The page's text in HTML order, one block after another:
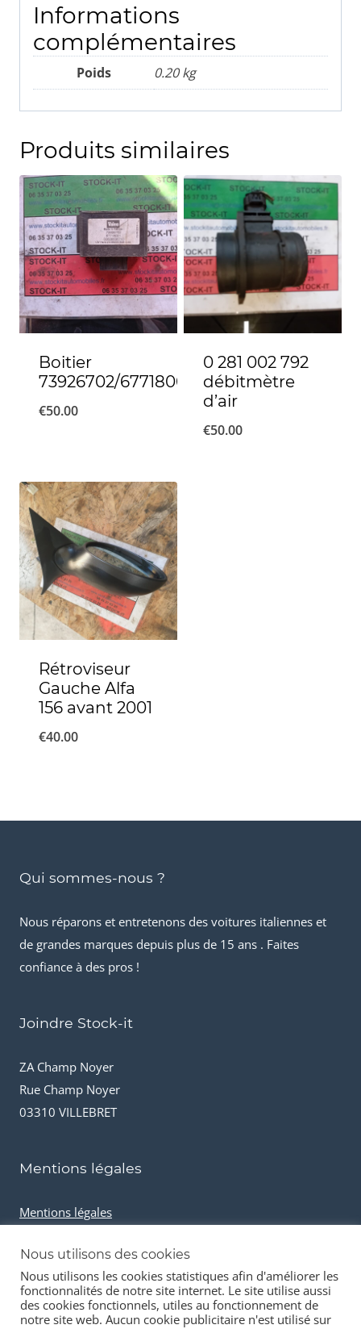
Informations
complémentaires
Poids 0.20 kg
Produits similaires
Boitier
73926702/67718001
€50.00
0 281 002 792
débitmètre
d’air
€50.00
Rétroviseur
Gauche Alfa
156 avant 2001
€40.00
Qui sommes-nous ?
Nous réparons et entretenons des voitures italiennes et
de grandes marques depuis plus de 15 ans . Faites
confiance à des pros !
Joindre Stock-it
ZA Champ Noyer
Rue Champ Noyer
03310 VILLEBRET
Mentions légales
Mentions légales
Cookies et données personnelles
Nous utilisons des cookies
Nous utilisons les cookies statistiques afin d'améliorer les
fonctionnalités de notre site internet. Le site utilise aussi
des cookies fonctionnels, utiles au fonctionnement de
notre site web. Aucun cookie publicitaire n'est utilisé sur